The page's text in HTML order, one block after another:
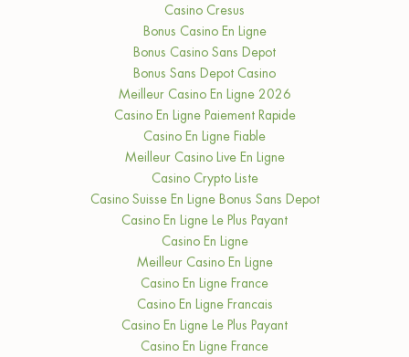
Casino Cresus
Bonus Casino En Ligne
Bonus Casino Sans Depot
Bonus Sans Depot Casino
Meilleur Casino En Ligne 2026
Casino En Ligne Paiement Rapide
Casino En Ligne Fiable
Meilleur Casino Live En Ligne
Casino Crypto Liste
Casino Suisse En Ligne Bonus Sans Depot
Casino En Ligne Le Plus Payant
Casino En Ligne
Meilleur Casino En Ligne
Casino En Ligne France
Casino En Ligne Francais
Casino En Ligne Le Plus Payant
Casino En Ligne France